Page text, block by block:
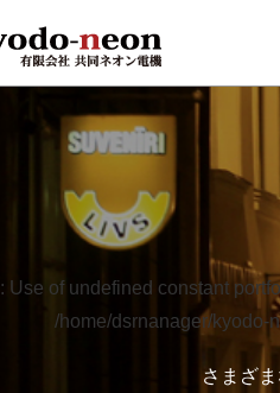
: Use of undefined constant
/home/dsrnanager/kyodo-
さまざ